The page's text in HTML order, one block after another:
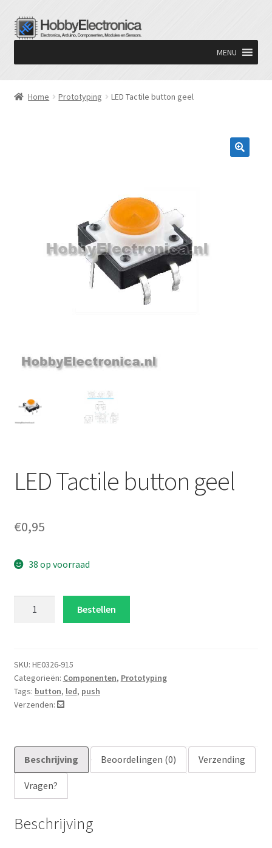
Ga
door
navigatie
Ga
naar
inhoud
MENU
Home Prototyping LED Tactile button geel
LED Tactile button geel
€0,95
38 op voorraad
aantal
Bestellen
SKU: HE0326-915
Categorieën: Componenten, Prototyping
Tags: button, led, push
Verzenden:
Beschrijving Beoordelingen (0) Verzending
Vragen?
Beschrijving